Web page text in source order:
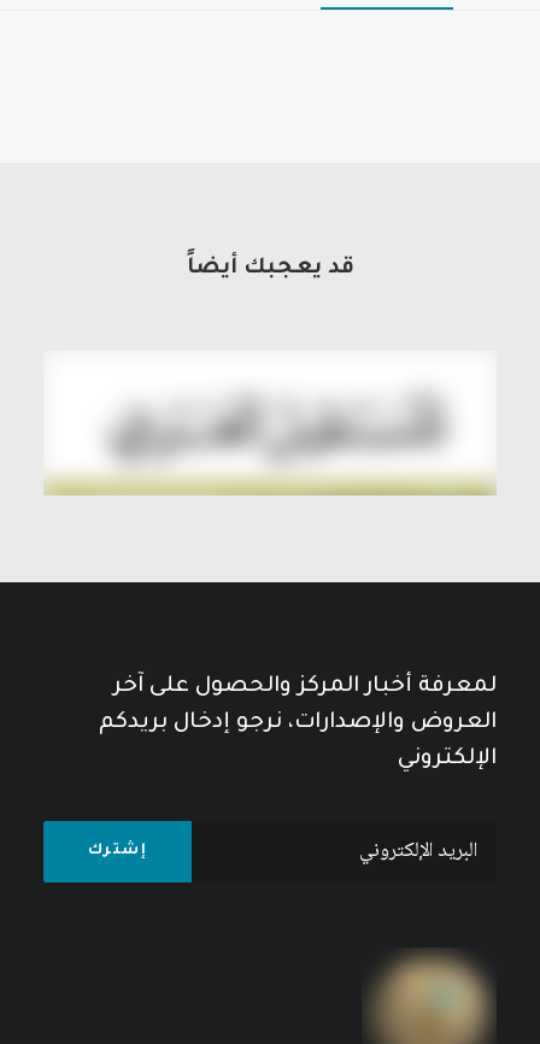
قد يعجبك أيضاً
لمعرفة أخبار المركز والحصول على آخر
العروض والإصدارات، نرجو إدخال بريدكم
الإلكتروني